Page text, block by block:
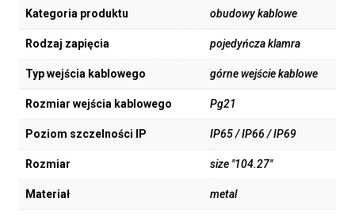
Kategoria produktu obudowy kablowe
Rodzaj zapięcia pojedyńcza klamra
Typ wejścia kablowego górne wejście kablowe
Rozmiar wejścia kablowego Pg21
Poziom szczelności IP IP65 / IP66 / IP69
Rozmiar size "104.27"
Materiał metal